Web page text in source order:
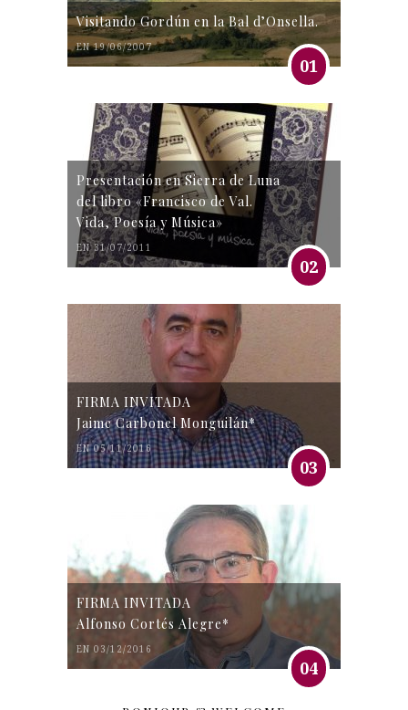
Visitando Gordún en la Bal d’Onsella.
EN 19/06/2007
01
Presentación en Sierra de Luna
del libro «Francisco de Val.
Vida, Poesía y Música»
EN 31/07/2011
02
FIRMA INVITADA
Jaime Carbonel Monguilán*
EN 05/11/2016
03
FIRMA INVITADA
Alfonso Cortés Alegre*
EN 03/12/2016
04